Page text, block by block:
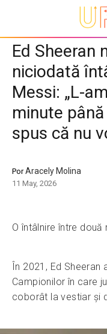
Ed Sheeran
niciodată
Messi: „L-
minute
spus că nu
PorAracely Molina
11 May, 2026
O întâlnire între
În 2021, Ed Sheeran
Campionilor în care
coborât la vestiar și